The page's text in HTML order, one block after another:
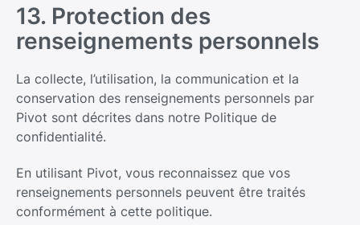
13. Protection des
renseignements personnels
La collecte, l’utilisation, la communication et la
conservation des renseignements personnels par
Pivot sont décrites dans notre Politique de
confidentialité.
En utilisant Pivot, vous reconnaissez que vos
renseignements personnels peuvent être traités
conformément à cette politique.